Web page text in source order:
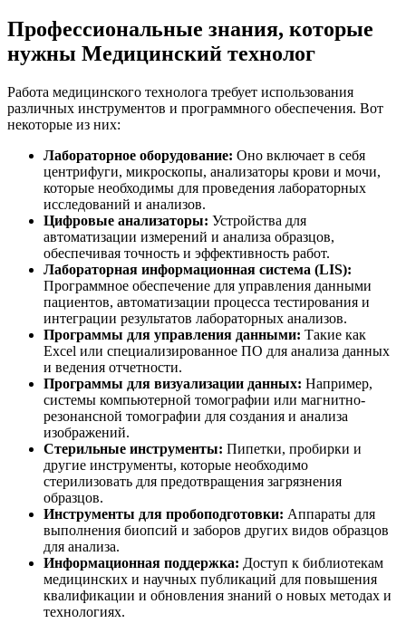
Профессиональные знания, которые
нужны Медицинский технолог
Работа медицинского технолога требует использования
различных инструментов и программного обеспечения. Вот
некоторые из них:
Лабораторное оборудование: Оно включает в себя
центрифуги, микроскопы, анализаторы крови и мочи,
которые необходимы для проведения лабораторных
исследований и анализов.
Цифровые анализаторы: Устройства для
автоматизации измерений и анализа образцов,
обеспечивая точность и эффективность работ.
Лабораторная информационная система (LIS):
Программное обеспечение для управления данными
пациентов, автоматизации процесса тестирования и
интеграции результатов лабораторных анализов.
Программы для управления данными: Такие как
Excel или специализированное ПО для анализа данных
и ведения отчетности.
Программы для визуализации данных: Например,
системы компьютерной томографии или магнитно-
резонансной томографии для создания и анализа
изображений.
Стерильные инструменты: Пипетки, пробирки и
другие инструменты, которые необходимо
стерилизовать для предотвращения загрязнения
образцов.
Инструменты для пробоподготовки: Аппараты для
выполнения биопсий и заборов других видов образцов
для анализа.
Информационная поддержка: Доступ к библиотекам
медицинских и научных публикаций для повышения
квалификации и обновления знаний о новых методах и
технологиях.